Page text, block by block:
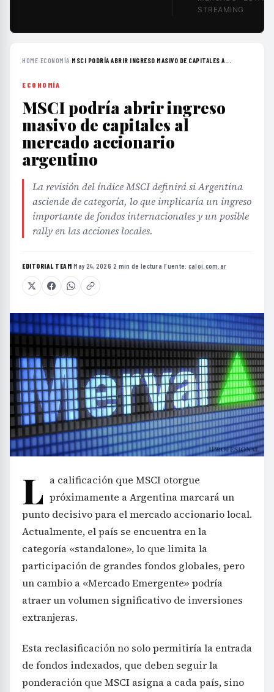
STREAMING
HOME›ECONOMÍA›MSCI PODRÍA ABRIR INGRESO MASIVO DE CAPITALES A...
ECONOMÍA
MSCI podría abrir ingreso
masivo de capitales al
mercado accionario
argentino
La revisión del índice MSCI definirá si Argentina
asciende de categoría, lo que implicaría un ingreso
importante de fondos internacionales y un posible
rally en las acciones locales.
EDITORIAL TEAM·May 24, 2026·2 min de lectura·Fuente: caloi.com.ar
L a calificación que MSCI otorgue
próximamente a Argentina marcará un
punto decisivo para el mercado accionario local.
Actualmente, el país se encuentra en la
categoría «standalone», lo que limita la
participación de grandes fondos globales, pero
un cambio a «Mercado Emergente» podría
atraer un volumen significativo de inversiones
extranjeras.
Esta reclasificación no solo permitiría la entrada
de fondos indexados, que deben seguir la
ponderación que MSCI asigna a cada país, sino